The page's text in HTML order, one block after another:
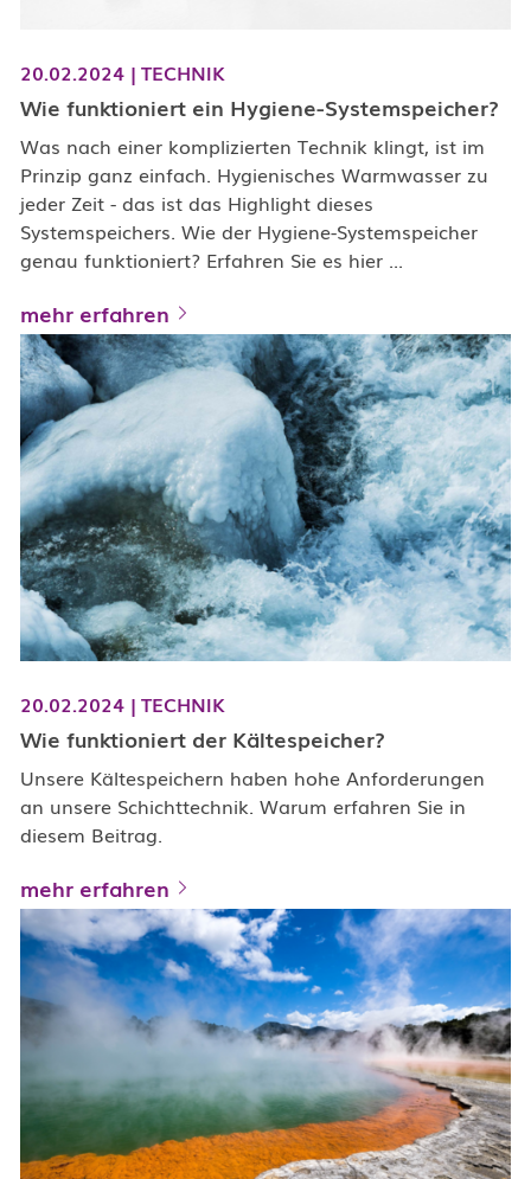
20.02.2024 | TECHNIK
Wie funktioniert ein Hygiene-Systemspeicher?
Was nach einer komplizierten Technik klingt, ist im
Prinzip ganz einfach. Hygienisches Warmwasser zu
jeder Zeit - das ist das Highlight dieses
Systemspeichers. Wie der Hygiene-Systemspeicher
genau funktioniert? Erfahren Sie es hier ...
mehr erfahren
20.02.2024 | TECHNIK
Wie funktioniert der Kältespeicher?
Unsere Kältespeichern haben hohe Anforderungen
an unsere Schichttechnik. Warum erfahren Sie in
diesem Beitrag.
mehr erfahren